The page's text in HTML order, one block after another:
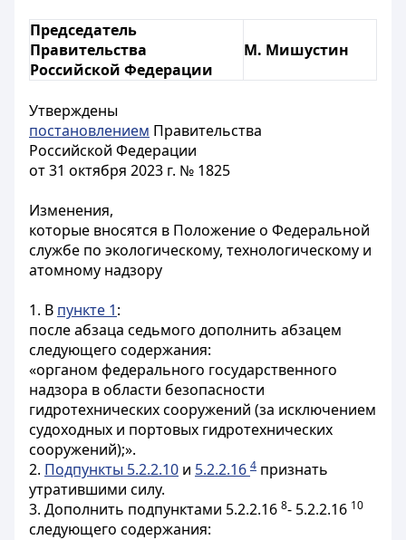
Председатель
Правительства
Российской Федерации
М. Мишустин
Утверждены
постановлением Правительства
Российской Федерации
от 31 октября 2023 г. № 1825
Изменения,
которые вносятся в Положение о Федеральной
службе по экологическому, технологическому и
атомному надзору
1. В пункте 1:
после абзаца седьмого дополнить абзацем
следующего содержания:
«органом федерального государственного
надзора в области безопасности
гидротехнических сооружений (за исключением
судоходных и портовых гидротехнических
сооружений);».
2. Подпункты 5.2.2.10 и 5.2.2.16 4 признать
утратившими силу.
3. Дополнить подпунктами 5.2.2.16 8- 5.2.2.16 10
следующего содержания: